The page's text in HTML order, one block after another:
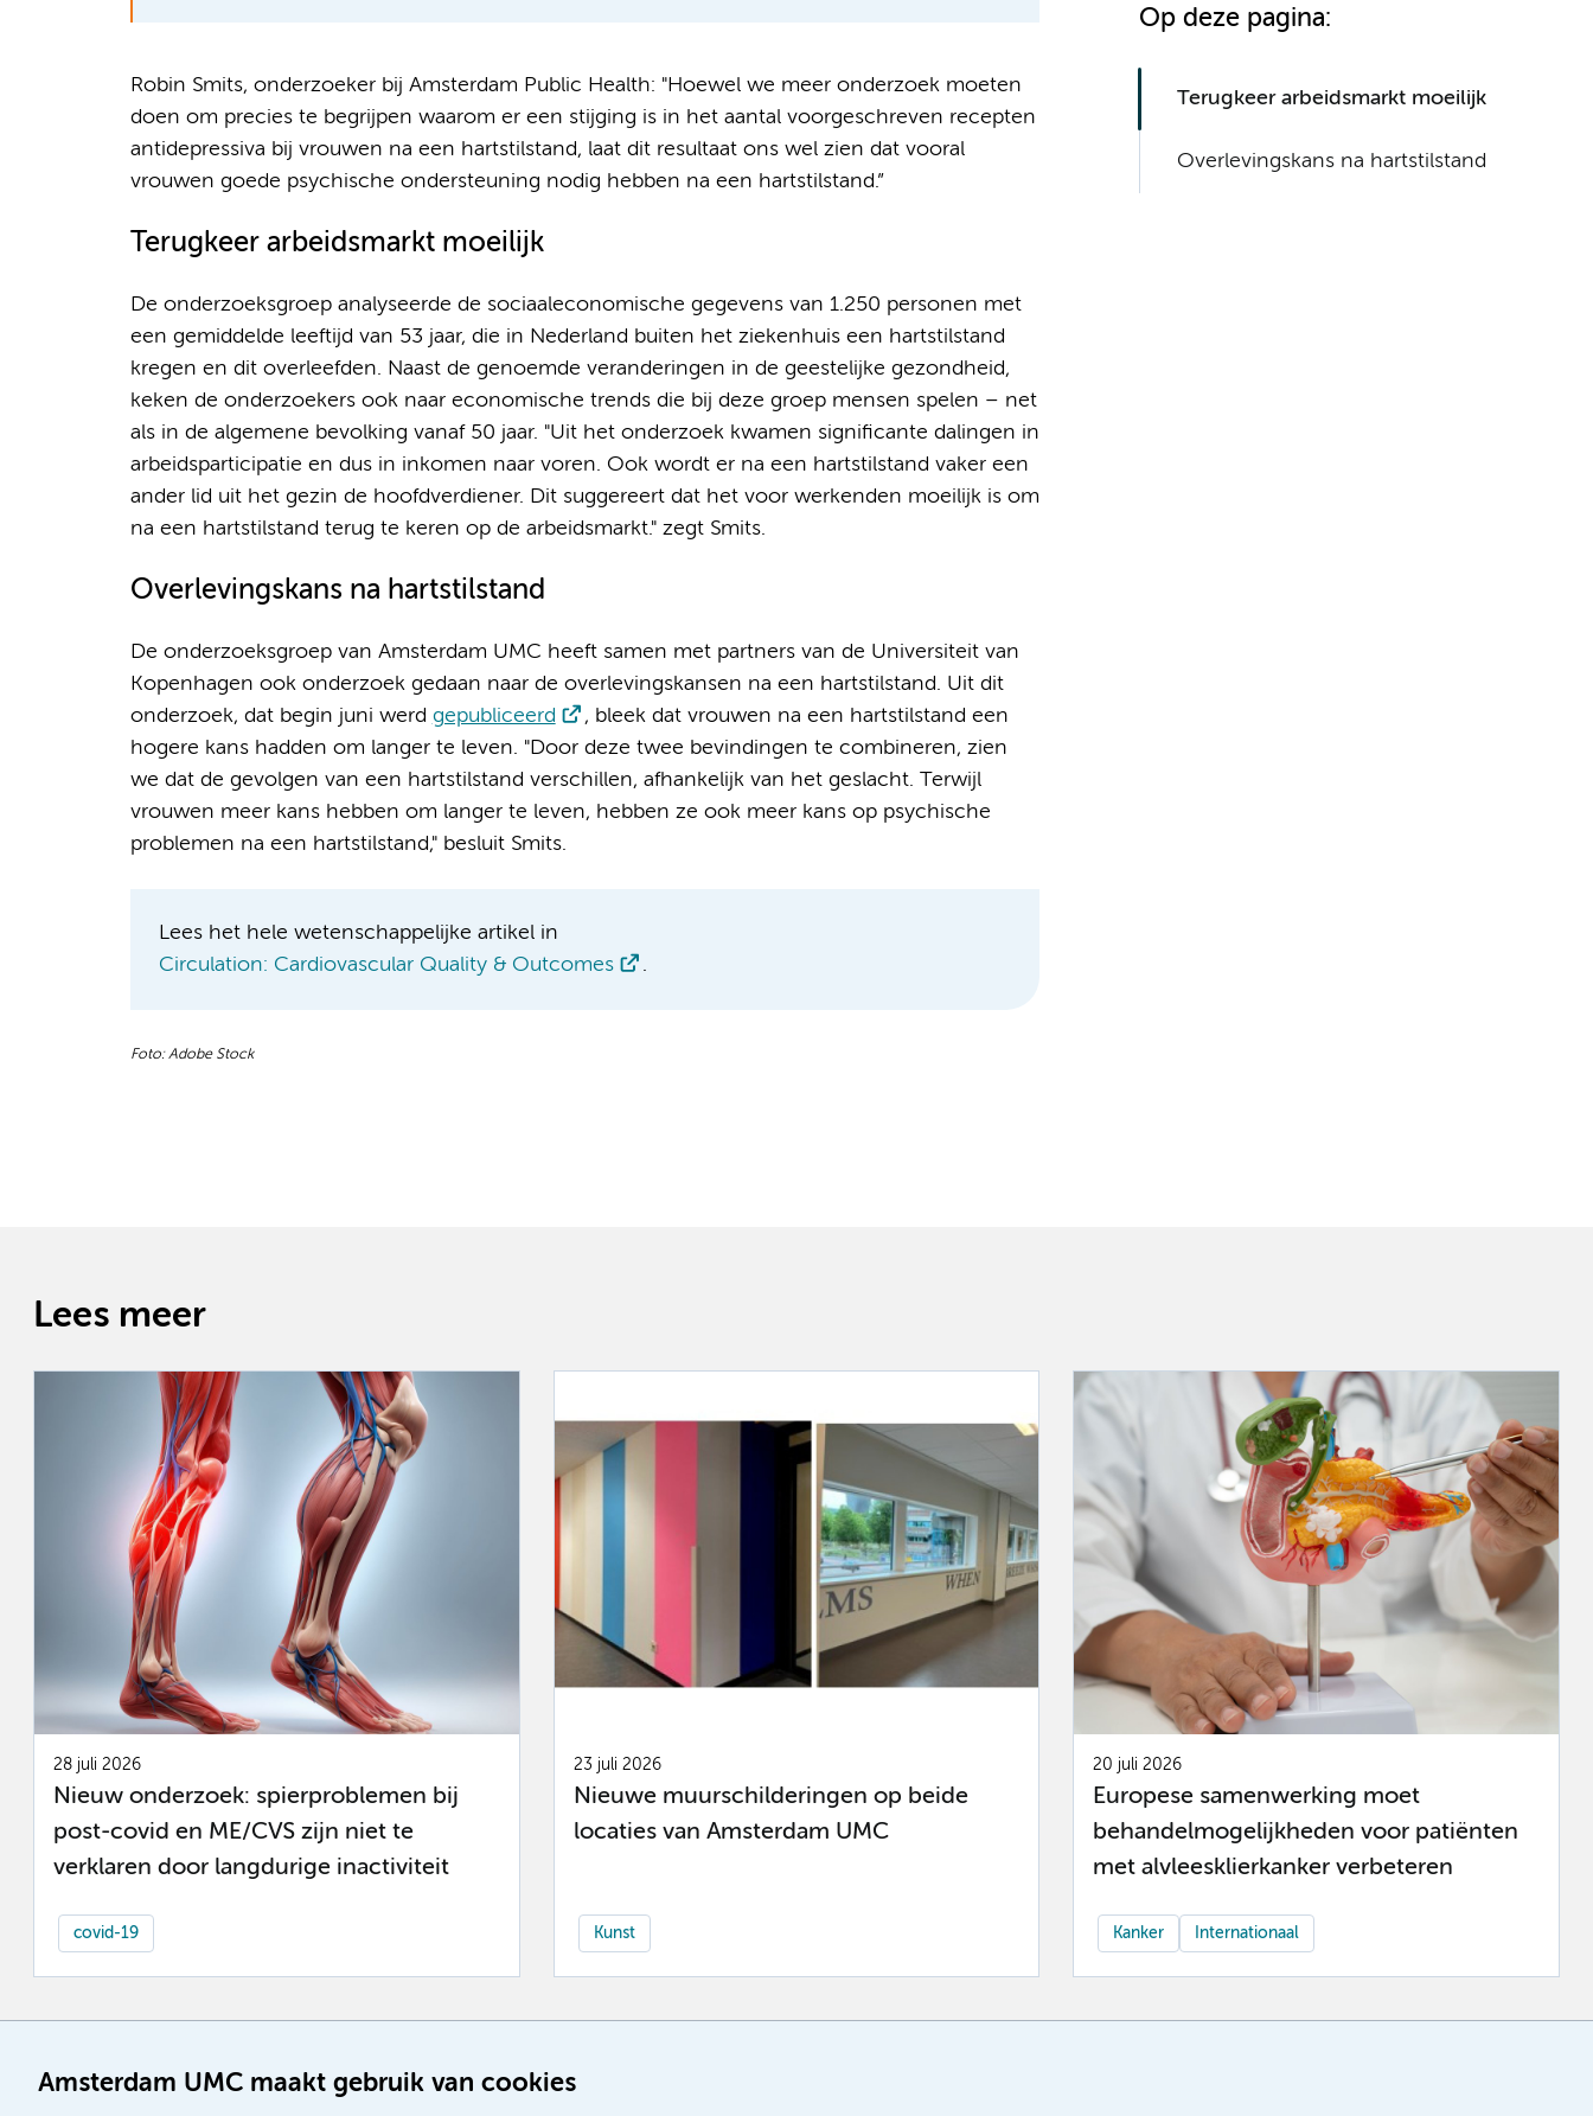
Amsterdam UMC maakt gebruik van cookies
Robin Smits, onderzoeker bij Amsterdam Public Health: "Hoewel we meer onderzoek moeten
doen om precies te begrijpen waarom er een stijging is in het aantal voorgeschreven recepten
antidepressiva bij vrouwen na een hartstilstand, laat dit resultaat ons wel zien dat vooral
vrouwen goede psychische ondersteuning nodig hebben na een hartstilstand.”
Terugkeer arbeidsmarkt moeilijk
De onderzoeksgroep analyseerde de sociaaleconomische gegevens van 1.250 personen met
een gemiddelde leeftijd van 53 jaar, die in Nederland buiten het ziekenhuis een hartstilstand
kregen en dit overleefden. Naast de genoemde veranderingen in de geestelijke gezondheid,
keken de onderzoekers ook naar economische trends die bij deze groep mensen spelen – net
als in de algemene bevolking vanaf 50 jaar. "Uit het onderzoek kwamen significante dalingen in
arbeidsparticipatie en dus in inkomen naar voren. Ook wordt er na een hartstilstand vaker een
ander lid uit het gezin de hoofdverdiener. Dit suggereert dat het voor werkenden moeilijk is om
na een hartstilstand terug te keren op de arbeidsmarkt." zegt Smits.
Overlevingskans na hartstilstand
De onderzoeksgroep van Amsterdam UMC heeft samen met partners van de Universiteit van
Kopenhagen ook onderzoek gedaan naar de overlevingskansen na een hartstilstand. Uit dit
onderzoek, dat begin juni werd gepubliceerd
, bleek dat vrouwen na een hartstilstand een
hogere kans hadden om langer te leven. "Door deze twee bevindingen te combineren, zien
we dat de gevolgen van een hartstilstand verschillen, afhankelijk van het geslacht. Terwijl
vrouwen meer kans hebben om langer te leven, hebben ze ook meer kans op psychische
problemen na een hartstilstand," besluit Smits.
Lees het hele wetenschappelijke artikel in
Circulation: Cardiovascular Quality & Outcomes
.
Foto: Adobe Stock
Op deze pagina:
Terugkeer arbeidsmarkt moeilijk
Overlevingskans na hartstilstand
Lees meer
28 juli 2026
Nieuw onderzoek: spierproblemen bij
post-covid en ME/CVS zijn niet te
verklaren door langdurige inactiviteit
covid-19
23 juli 2026
Nieuwe muurschilderingen op beide
locaties van Amsterdam UMC
Kunst
20 juli 2026
Europese samenwerking moet
behandelmogelijkheden voor patiënten
met alvleesklierkanker verbeteren
Kanker Internationaal